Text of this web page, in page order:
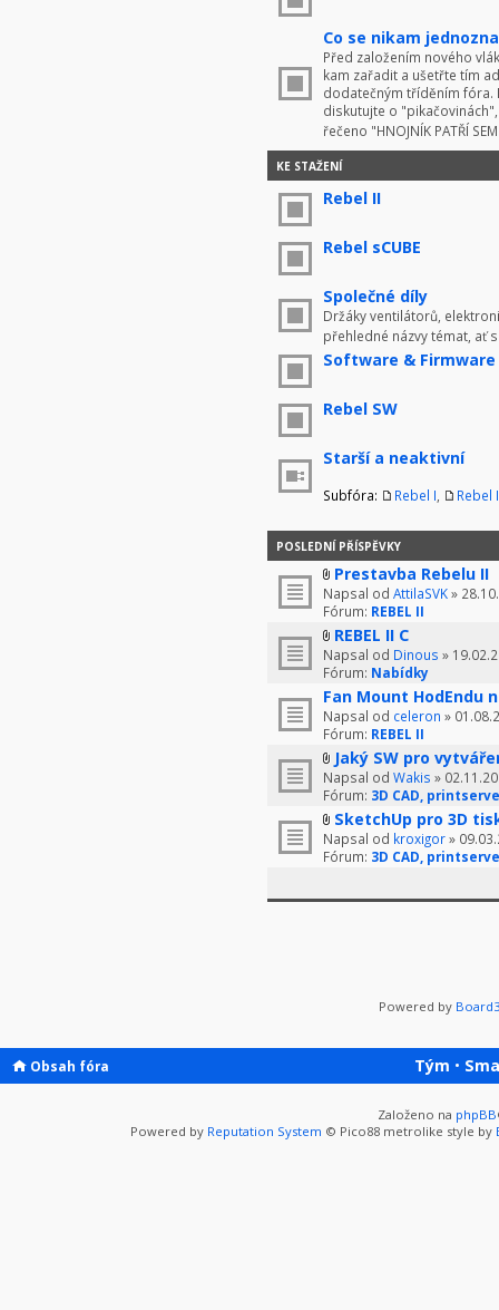
Co se nikam
Před založením nového
kam zařadit a ušetřte tím
dodatečným tříděním fóra.
diskutujte o
řečeno "HNOJNÍK PATŘÍ
KE STAŽENÍ
Rebel II
Rebel sCUBE
Společné díly
Držáky ventilátorů,
přehledné názvy témat, ať
Software & Firmware
Rebel SW
Starší a neaktivní
Subfóra: Rebel I Rebel
POSLEDNÍ PŘÍSPĚVKY
Prestavba Rebelu II
Napsal od AttilaSVK»
Fórum: REBEL II
REBEL II C
Napsal od Dinous »
Fórum: Nabídky
Fan Mount HodEndu
Napsal od celeron »
Fórum: REBEL II
Jaký SW pro
Napsal od Wakis »
Fórum: 3D CAD,
SketchUp pro 3D
Napsal od kroxigor»
Fórum: 3D CAD,
Powered by
Obsah fóra Tým •
Založeno na phpBB
Powered by Reputation System © Pico88 metrolike style by